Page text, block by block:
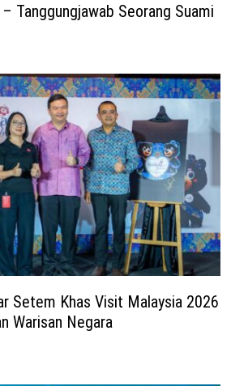
Tanggungjawab Seorang Suami
Setem Khas Visit Malaysia 2026
Warisan Negara